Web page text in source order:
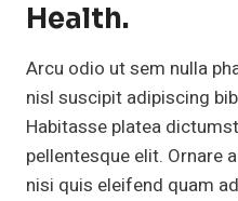
Health.
Arcu odio ut sem nulla
nisl suscipit adipiscing
Habitasse platea
pellentesque elit. Ornare
nisi quis eleifend quam